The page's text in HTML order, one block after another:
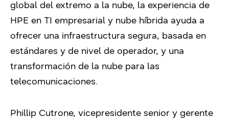
global del extremo a la nube, la experiencia de
HPE en TI empresarial y nube híbrida ayuda a
ofrecer una infraestructura segura, basada en
estándares y de nivel de operador, y una
transformación de la nube para las
telecomunicaciones.
Phillip Cutrone, vicepresidente senior y gerente